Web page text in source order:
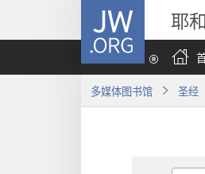
JW.ORG 耶
多媒体图书馆 圣经